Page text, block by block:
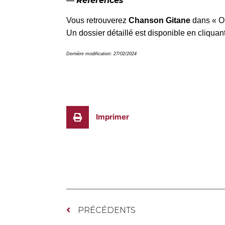
Vous retrouverez Chanson Gitane dans «
Un dossier détaillé est disponible en
Dernière modification: 27/02/2024
Imprimer
PRÉCÉDENTS